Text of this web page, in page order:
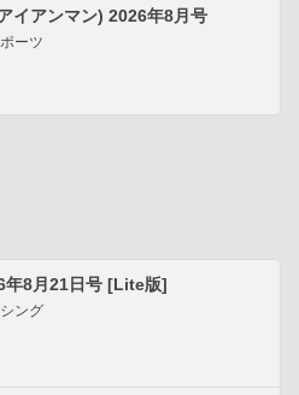
イアンマン) 2026年8月号
ーツ
年8月21日号 [Lite版]
ング